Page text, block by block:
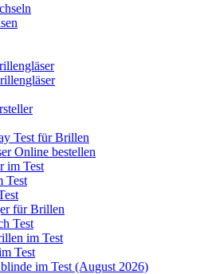
Test für Brillen
Online bestellen
im Test
Test
für Brillen
Test
im Test
Test
im Test (August 2026)